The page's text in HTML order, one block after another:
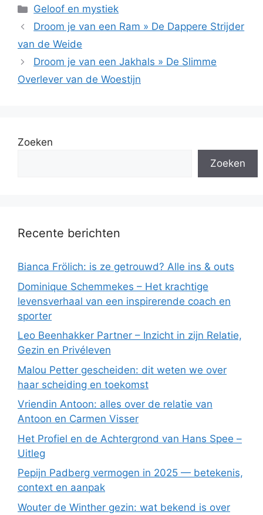
Categorieën
Geloof en mystiek
Droom je van een Ram » De Dappere Strijder
van de Weide
Droom je van een Jakhals » De Slimme
Overlever van de Woestijn
Zoeken
Zoeken
Recente berichten
Bianca Frölich: is ze getrouwd? Alle ins & outs
Dominique Schemmekes – Het krachtige
levensverhaal van een inspirerende coach en
sporter
Leo Beenhakker Partner – Inzicht in zijn Relatie,
Gezin en Privéleven
Malou Petter gescheiden: dit weten we over
haar scheiding en toekomst
Vriendin Antoon: alles over de relatie van
Antoon en Carmen Visser
Het Profiel en de Achtergrond van Hans Spee –
Uitleg
Pepijn Padberg vermogen in 2025 — betekenis,
context en aanpak
Wouter de Winther gezin: wat bekend is over